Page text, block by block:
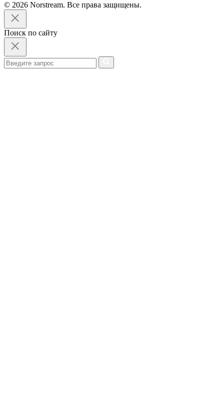
© 2026 Norstream. Все права защищены.
Поиск по сайту